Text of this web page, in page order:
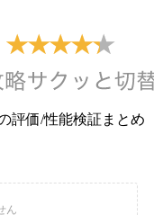
評価/性能検証まとめ